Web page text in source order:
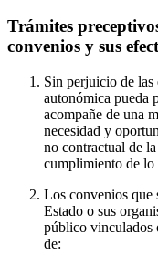
Trámites
convenios y sus
Sin perjuicio de las
autonómica pueda
acompañe de una
necesidad y
no contractual de
cumplimiento de lo
Los convenios que
Estado o sus
público vinculados
de: